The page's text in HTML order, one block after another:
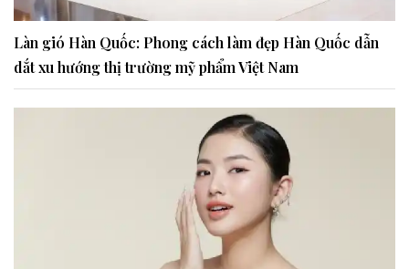
Làn gió Hàn Quốc: Phong cách làm đẹp Hàn Quốc dẫn
dắt xu hướng thị trường mỹ phẩm Việt Nam